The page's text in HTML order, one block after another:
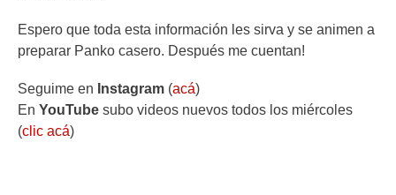
Espero que toda esta información les sirva y se animen a
preparar Panko casero. Después me cuentan!
Seguime en Instagram (acá)
En YouTube subo videos nuevos todos los miércoles
(clic acá)